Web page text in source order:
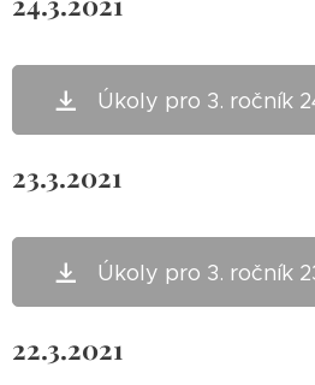
Úkoly pro 3. ročník
23.3.2021
Úkoly pro 3. ročník
22.3.2021